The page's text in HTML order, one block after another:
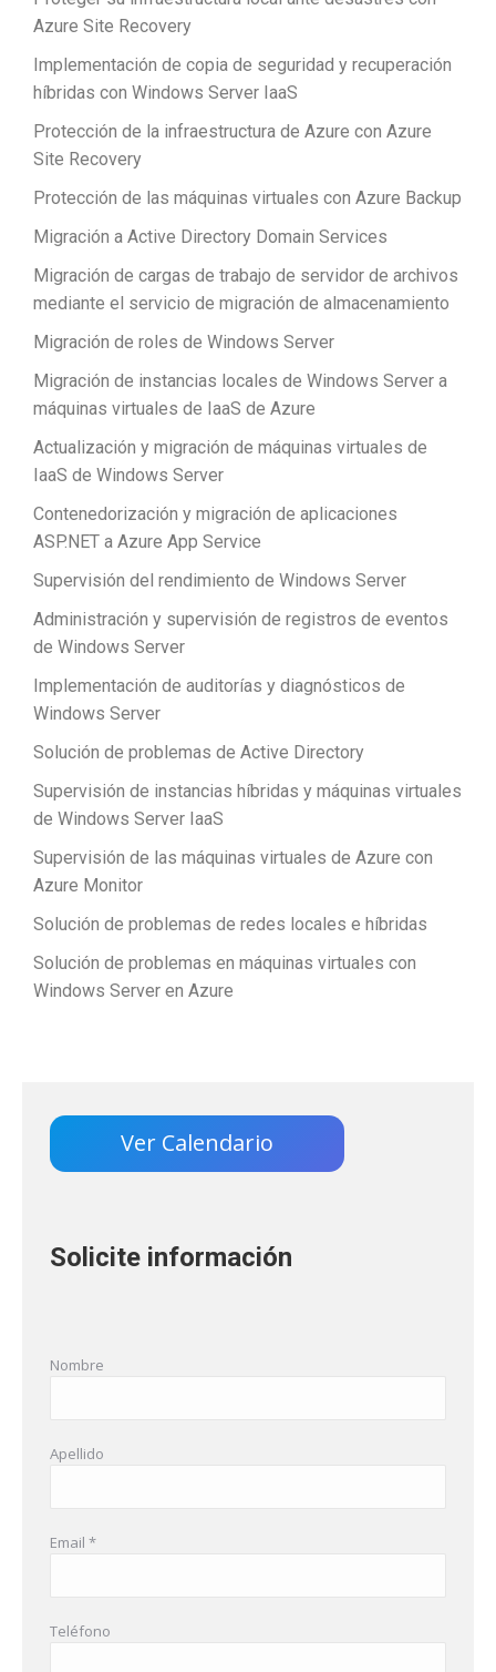
Azure Site Recovery
Implementación de copia de seguridad y recuperación
híbridas con Windows Server IaaS
Protección de la infraestructura de Azure con Azure
Site Recovery
Protección de las máquinas virtuales con Azure Backup
Migración a Active Directory Domain Services
Migración de cargas de trabajo de servidor de archivos
mediante el servicio de migración de almacenamiento
Migración de roles de Windows Server
Migración de instancias locales de Windows Server a
máquinas virtuales de IaaS de Azure
Actualización y migración de máquinas virtuales de
IaaS de Windows Server
Contenedorización y migración de aplicaciones
ASP.NET a Azure App Service
Supervisión del rendimiento de Windows Server
Administración y supervisión de registros de eventos
de Windows Server
Implementación de auditorías y diagnósticos de
Windows Server
Solución de problemas de Active Directory
Supervisión de instancias híbridas y máquinas virtuales
de Windows Server IaaS
Supervisión de las máquinas virtuales de Azure con
Azure Monitor
Solución de problemas de redes locales e híbridas
Solución de problemas en máquinas virtuales con
Windows Server en Azure
Ver Calendario
Solicite información
Nombre
Apellido
Email *
Teléfono